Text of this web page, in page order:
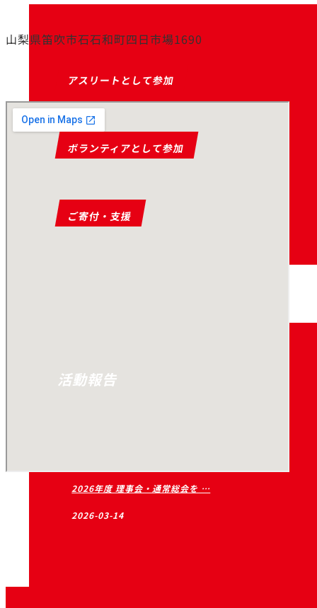
アスリートとして参加
ボランティアとして参加
ご寄付・支援
活動報告
2026年度 理事会・通常総会を …
2026-03-14
山梨県笛吹市石石和町四日市場1690